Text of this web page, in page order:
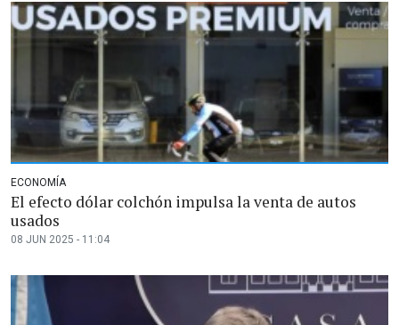
ECONOMÍA
El efecto dólar colchón impulsa la venta de autos
usados
08 JUN 2025 - 11:04